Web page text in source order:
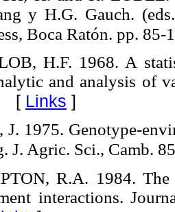
y H.G. Gauch.
Boca Ratón. pp. 85-
H.F. 1968. A
and analysis of
Links ]
1975. Genotype-
J. Agric. Sci., Camb.
R.A. 1984.
interactions.